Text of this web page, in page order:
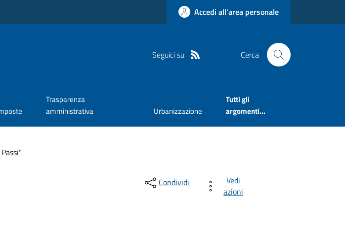
Accedi all'area personale
Seguici su Cerca
Trasparenza
amministrativa
Urbanizzazione
Tutti gli
argomenti...
Condividi
Vedi
azioni